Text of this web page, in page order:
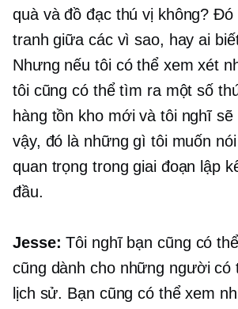
quà và đồ đạc thú vị không? Đó
tranh giữa các vì sao, hay ai
Nhưng nếu tôi có thể xem xét
tôi cũng có thể tìm ra một số
hàng tồn kho mới và tôi nghĩ sẽ
vậy, đó là những gì tôi muốn
quan trọng trong giai đoạn lập
đầu.
Jesse: Tôi nghĩ bạn cũng có
cũng dành cho những người có
lịch sử. Bạn cũng có thể xem